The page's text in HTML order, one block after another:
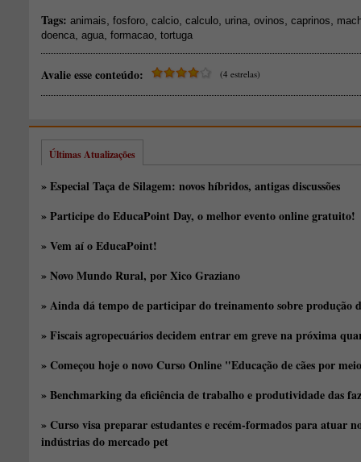
Tags: animais fosforo calcio calculo urina ovinos caprinos
doenca agua formacao tortuga
Avalie esse conteúdo: (4 estrelas)
Últimas Atualizações
» Especial Taça de Silagem: novos híbridos, antigas discussões
» Participe do EducaPoint Day, o melhor evento online gratuito!
» Vem aí o EducaPoint!
» Novo Mundo Rural, por Xico Graziano
» Ainda dá tempo de participar do treinamento sobre produção
» Fiscais agropecuários decidem entrar em greve na próxima
» Começou hoje o novo Curso Online "Educação de cães por
» Benchmarking da eficiência de trabalho e produtividade das
» Curso visa preparar estudantes e recém-formados para atuar
indústrias do mercado pet